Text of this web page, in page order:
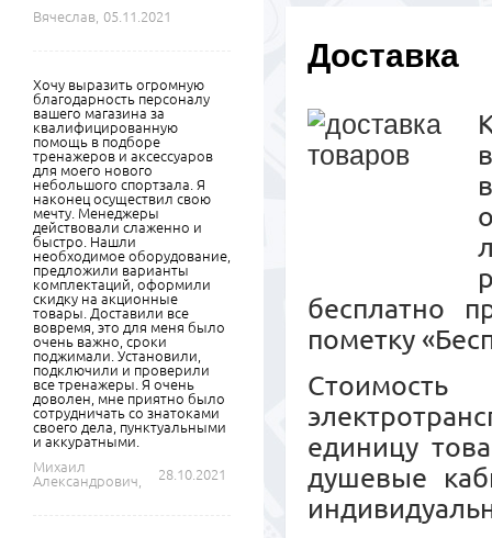
Доставка
бесплатно
пометку
единицу
душевые
Вячеслав, 05.11.2021
Хочу выразить огромную
благодарность персоналу
вашего магазина за
квалифицированную
помощь в подборе
тренажеров и аксессуаров
для моего нового
небольшого спортзала. Я
наконец осуществил свою
мечту. Менеджеры
действовали слаженно и
быстро. Нашли
необходимое оборудование,
предложили варианты
комплектаций, оформили
скидку на акционные
товары. Доставили все
вовремя, это для меня было
очень важно, сроки
поджимали. Установили,
подключили и проверили
все тренажеры. Я очень
доволен, мне приятно было
сотрудничать со знатоками
своего дела, пунктуальными
и аккуратными.
Михаил
Александрович,
28.10.2021